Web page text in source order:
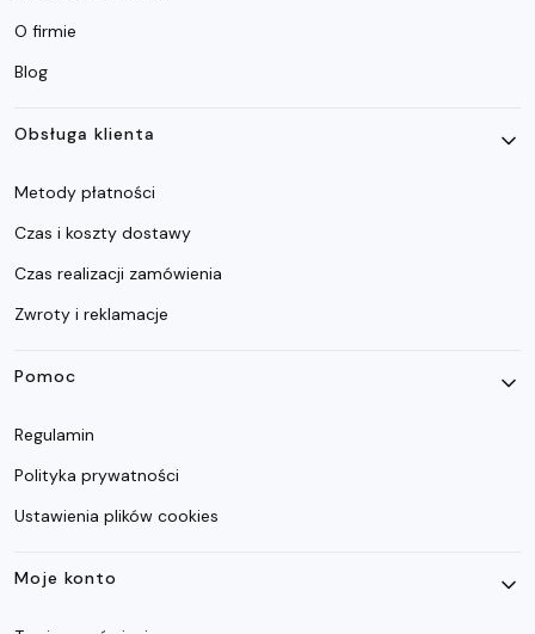
O firmie
Blog
Obsługa klienta
Metody płatności
Czas i koszty dostawy
Czas realizacji zamówienia
Zwroty i reklamacje
Pomoc
Regulamin
Polityka prywatności
Ustawienia plików cookies
Moje konto